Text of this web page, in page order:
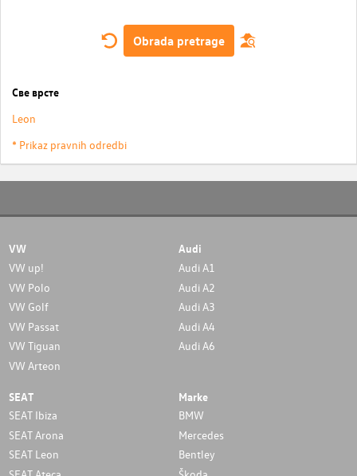
Obrada pretrage
Све врсте
Leon
* Prikaz pravnih odredbi
VW
VW up!
VW Polo
VW Golf
VW Passat
VW Tiguan
VW Arteon
Audi
Audi A1
Audi A2
Audi A3
Audi A4
Audi A6
SEAT
SEAT Ibiza
SEAT Arona
SEAT Leon
Marke
BMW
Mercedes
Bentley